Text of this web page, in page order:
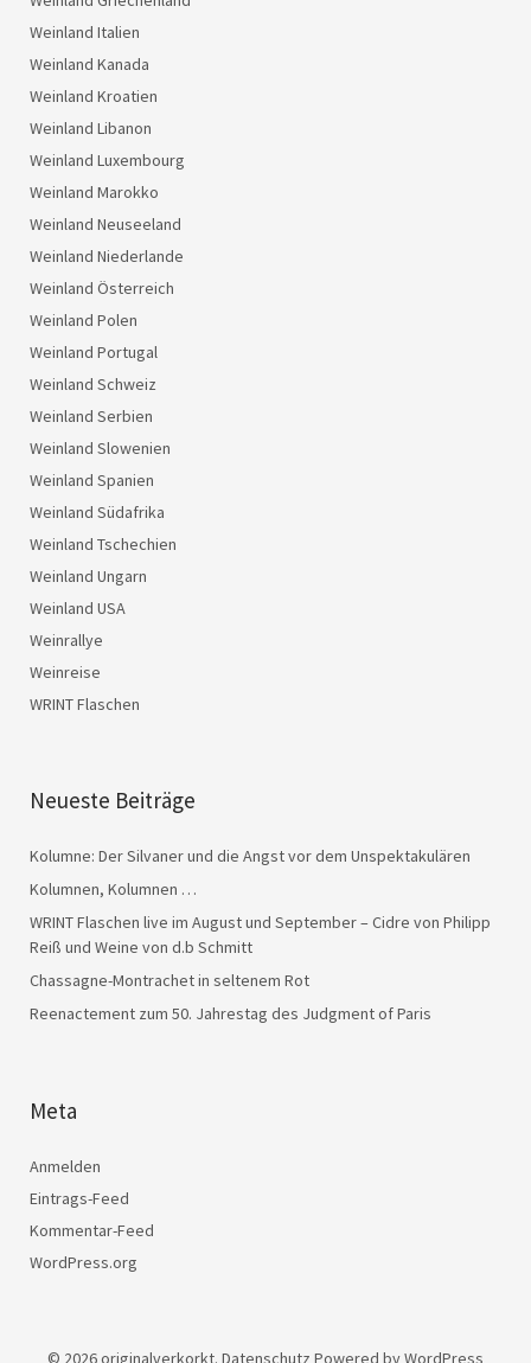
Weinland Italien
Weinland Kanada
Weinland Kroatien
Weinland Libanon
Weinland Luxembourg
Weinland Marokko
Weinland Neuseeland
Weinland Niederlande
Weinland Österreich
Weinland Polen
Weinland Portugal
Weinland Schweiz
Weinland Serbien
Weinland Slowenien
Weinland Spanien
Weinland Südafrika
Weinland Tschechien
Weinland Ungarn
Weinland USA
Weinrallye
Weinreise
WRINT Flaschen
Neueste Beiträge
Kolumne: Der Silvaner und die Angst vor dem Unspektakulären
Kolumnen, Kolumnen …
WRINT Flaschen live im August und September – Cidre von Philipp
Reiß und Weine von d.b Schmitt
Chassagne-Montrachet in seltenem Rot
Reenactement zum 50. Jahrestag des Judgment of Paris
Meta
Anmelden
Eintrags-Feed
Kommentar-Feed
WordPress.org
© 2026originalverkorkt. Datenschutz Powered byWordPress